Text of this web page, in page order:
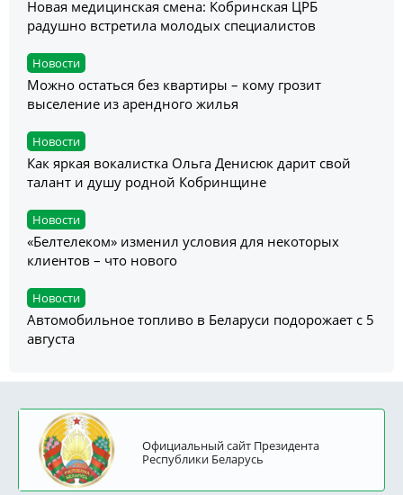
Новая медицинская смена: Кобринская ЦРБ
радушно встретила молодых специалистов
Новости
Можно остаться без квартиры – кому грозит
выселение из арендного жилья
Новости
Как яркая вокалистка Ольга Денисюк дарит свой
талант и душу родной Кобринщине
Новости
«Белтелеком» изменил условия для некоторых
клиентов – что нового
Новости
Автомобильное топливо в Беларуси подорожает с 5
августа
Официальный сайт Президента
Республики Беларусь